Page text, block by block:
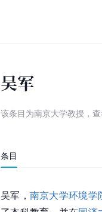
吴军
该条目为南京大学教授 ，
条目
吴军， 南京大学环境学